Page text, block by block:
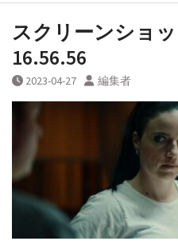
スクリーンショ
16.56.56
2023-04-27 編集者